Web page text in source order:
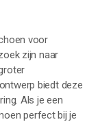
voor
zijn naar
biedt deze
Als je een
perfect bij je